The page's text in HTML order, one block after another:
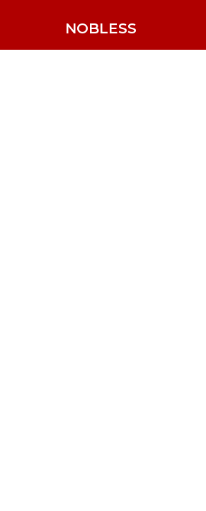
NOBLESS